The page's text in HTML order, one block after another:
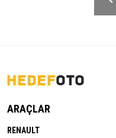
ARAÇLAR
RENAULT